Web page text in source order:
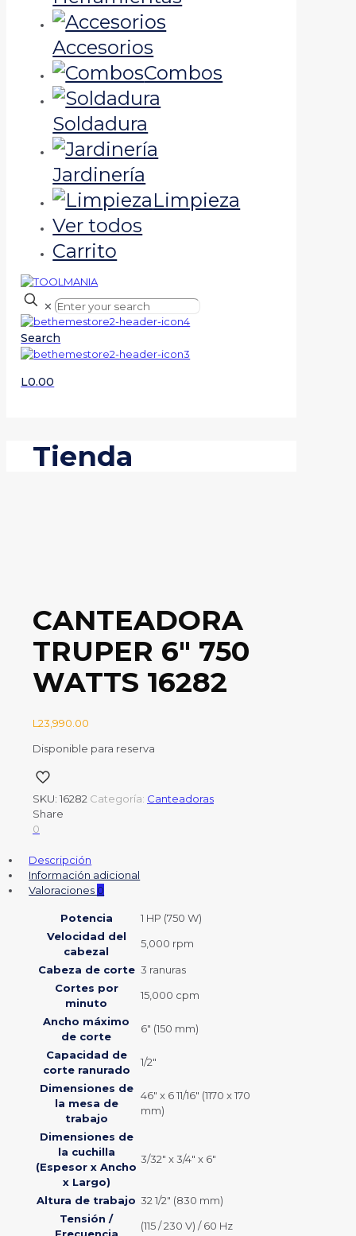
Accesorios
Combos
Soldadura
Jardinería
Limpieza
Ver todos
Carrito
✕
Search
L0.00
Tienda
CANTEADORA
TRUPER 6″ 750
WATTS 16282
L 23,990.00
Disponible para reserva
SKU: 16282 Categoría: Canteadoras
Share
0
Descripción
Información adicional
Valoraciones 0
Potencia
1 HP (750 W)
Velocidad del
cabezal
5,000 rpm
Cabeza de corte 3 ranuras
Cortes por
minuto
15,000 cpm
Ancho máximo
de corte
6″ (150 mm)
Capacidad de
corte ranurado
1/2″
Dimensiones de
la mesa de
trabajo
46″ x 6 11/16″ (1170 x 170
mm)
Dimensiones de
la cuchilla
(Espesor x Ancho
x Largo)
3/32″ x 3/4″ x 6″
Altura de trabajo 32 1/2″ (830 mm)
Tensión /
(115 / 230 V) / 60 Hz